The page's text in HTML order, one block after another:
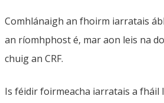
Comhlánaigh an fhoirm iarratais
an ríomhphost é, mar aon leis na
chuig an CRF.
Is féidir foirmeacha iarratais a fháil